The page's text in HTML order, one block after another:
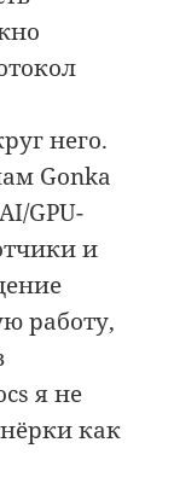
него.
Gonka
GPU-
и
работу,
я не
как